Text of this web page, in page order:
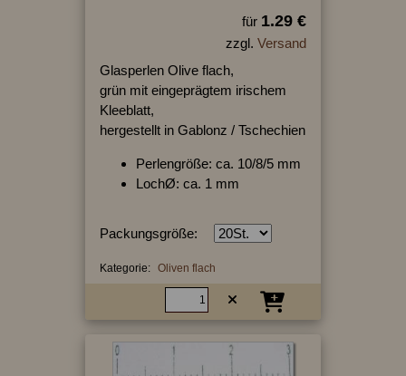
für 1.29 €
zzgl. Versand
Glasperlen Olive flach,
grün mit eingeprägtem irischem
Kleeblatt,
hergestellt in Gablonz / Tschechien
Perlengröße: ca. 10/8/5 mm
LochØ: ca. 1 mm
Packungsgröße:
Kategorie: Oliven flach